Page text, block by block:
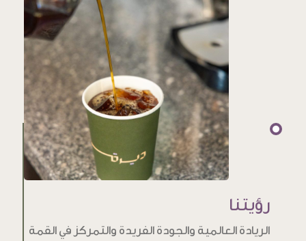
رؤيتنا
الريادة العالمية والجودة الفريدة والتمركز في القمة